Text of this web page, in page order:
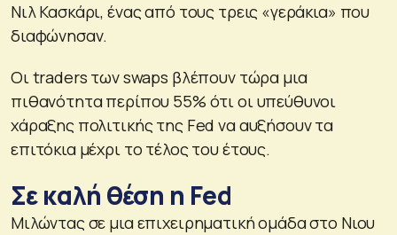
Νιλ Κασκάρι, ένας από τους τρεις «γεράκια» που
διαφώνησαν.
Οι traders των swaps βλέπουν τώρα μια
πιθανότητα περίπου 55% ότι οι υπεύθυνοι
χάραξης πολιτικής της Fed να αυξήσουν τα
επιτόκια μέχρι το τέλος του έτους.
Σε καλή θέση η Fed
Μιλώντας σε μια επιχειρηματική ομάδα στο Νιου